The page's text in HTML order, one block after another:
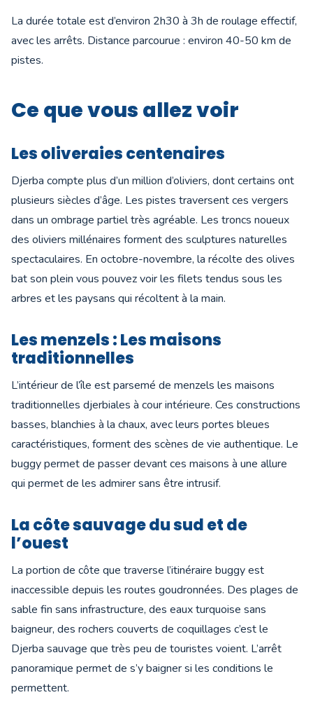
La durée totale est d’environ 2h30 à 3h de roulage effectif,
avec les arrêts. Distance parcourue : environ 40-50 km de
pistes.
Ce que vous allez voir
Les oliveraies centenaires
Djerba compte plus d’un million d’oliviers, dont certains ont
plusieurs siècles d’âge. Les pistes traversent ces vergers
dans un ombrage partiel très agréable. Les troncs noueux
des oliviers millénaires forment des sculptures naturelles
spectaculaires. En octobre-novembre, la récolte des olives
bat son plein vous pouvez voir les filets tendus sous les
arbres et les paysans qui récoltent à la main.
Les menzels : Les maisons
traditionnelles
L’intérieur de l’île est parsemé de menzels les maisons
traditionnelles djerbiales à cour intérieure. Ces constructions
basses, blanchies à la chaux, avec leurs portes bleues
caractéristiques, forment des scènes de vie authentique. Le
buggy permet de passer devant ces maisons à une allure
qui permet de les admirer sans être intrusif.
La côte sauvage du sud et de
l’ouest
La portion de côte que traverse l’itinéraire buggy est
inaccessible depuis les routes goudronnées. Des plages de
sable fin sans infrastructure, des eaux turquoise sans
baigneur, des rochers couverts de coquillages c’est le
Djerba sauvage que très peu de touristes voient. L’arrêt
panoramique permet de s’y baigner si les conditions le
permettent.